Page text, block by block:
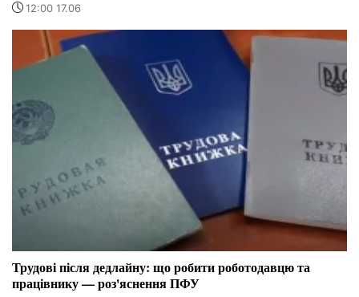
12:00 17.06
Трудові після дедлайну: що робити роботодавцю та
працівнику — роз'яснення ПФУ